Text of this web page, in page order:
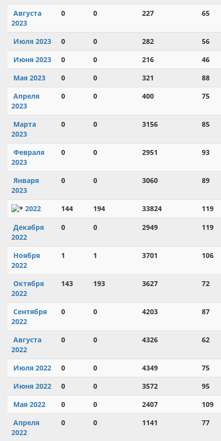
Августа
2023
0 0 227 65
Июля 2023 0 0 282
56
Июня 2023
0 0 216
46
Мая 2023
0 0 321
88
Апреля
2023
0 0 400 75
Марта
2023
0 0 3156 85
Февраля
2023
0 0 2951 93
Января
2023
0 0 3060 89
2022 144 194 33824
119
Декабря
2022
0 0 2949 119
Ноября
2022
1 1 3701 106
Октября
2022
143 193 3627 72
Сентября
2022
0 0 4203 87
Августа
2022
0 0 4326 62
Июля 2022 0 0 4349
75
Июня 2022
0 0 3572
95
Мая 2022
0 0 2407
109
Апреля
2022
0 0 1141 77